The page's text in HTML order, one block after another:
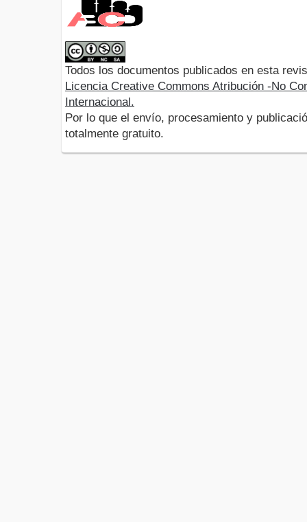
Todos los documentos publicados en esta
Licencia Creative Commons Atribución -No
Internacional.
Por lo que el envío, procesamiento y
totalmente gratuito.